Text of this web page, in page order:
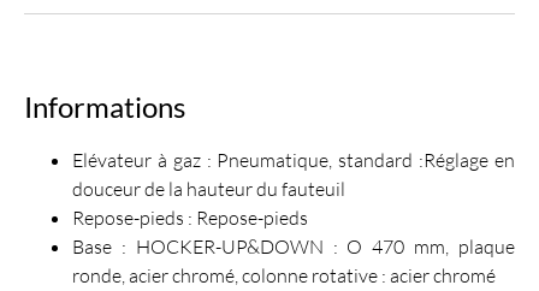
Informations
Elévateur à gaz : Pneumatique, standard :Réglage en
douceur de la hauteur du fauteuil
Repose-pieds : Repose-pieds
Base : HOCKER-UP&DOWN : O 470 mm, plaque
ronde, acier chromé, colonne rotative : acier chromé